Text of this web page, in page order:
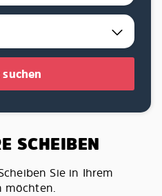
SCHEIBEN
Sie in Ihrem